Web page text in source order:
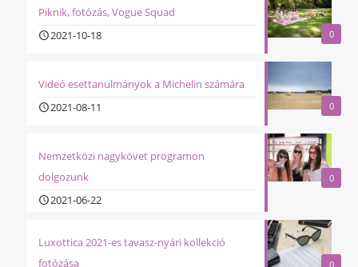
0
Piknik, fotózás, Vogue Squad
2021-10-18
0
Videó esettanulmányok a Michelin számára
2021-08-11
0
Nemzetközi nagykövet programon
dolgozunk
2021-06-22
0
Luxottica 2021-es tavasz-nyári kollekció
fotózása